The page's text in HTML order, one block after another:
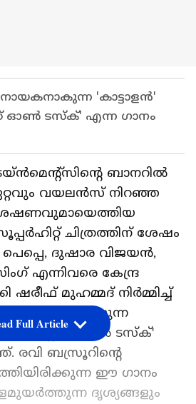
'കാട്ടാളൻ'
ഓൺ ടസ്ക്' എന്ന ഗാനം
ബാനറിൽ
വയലൻസ് നിറഞ്ഞ
ചിത്രത്തിന് ശേഷം
ദുഷാര വിജയൻ,
എന്നിവരെ കേന്ദ്ര
ഷരീഫ് മുഹമ്മദ് നിർമ്മിച്ച്
ചെയ്യുന്ന
'ബ്ലഡ് ഓൺ ടസ്ക്'
രവി ബസ്രൂറിന്‍റെ
ഈ ഗാനം
ദൃശ്യങ്ങളും
Full Article